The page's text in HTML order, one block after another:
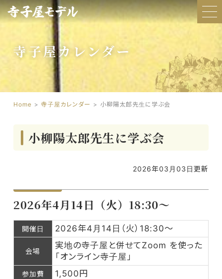
寺子屋カレンダー
Home 寺子屋カレンダー 小柳陽太郎先生に学ぶ会
小柳陽太郎先生に学ぶ会
2026年03月03日更新
2026年4月14日（火）18:30～
開催日 2026年4月14日（火）18:30～
会場
実地の寺子屋と併せてZoom を使った
「オンライン寺子屋」
参加費 1,500円